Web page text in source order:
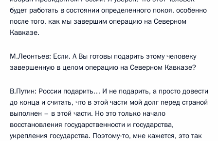
будет работать в состоянии определенного покоя, особенно
после того, как мы завершим операцию на Северном
Кавказе.
М.Леонтьев: Если. А Вы готовы подарить этому человеку
завершенную в целом операцию на Северном Кавказе?
В.Путин: России подарить… И не подарить, а просто довести
до конца и считать, что в этой части мой долг перед страной
выполнен – в этой части. Но это только начало
восстановления государственности и государства,
укрепления государства. Поэтому‑то, мне кажется, это так